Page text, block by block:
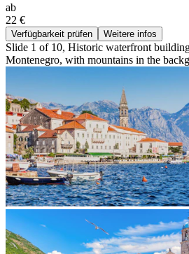
ab
22 €
Verfügbarkeit prüfen Weitere infos
Slide 1 of 10, Historic waterfront
Montenegro, with mountains in the